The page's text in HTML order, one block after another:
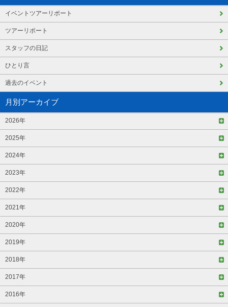
イベントツアーリポート
ツアーリポート
スタッフの日記
ひとり言
過去のイベント
月別アーカイブ
2026年
2025年
2024年
2023年
2022年
2021年
2020年
2019年
2018年
2017年
2016年